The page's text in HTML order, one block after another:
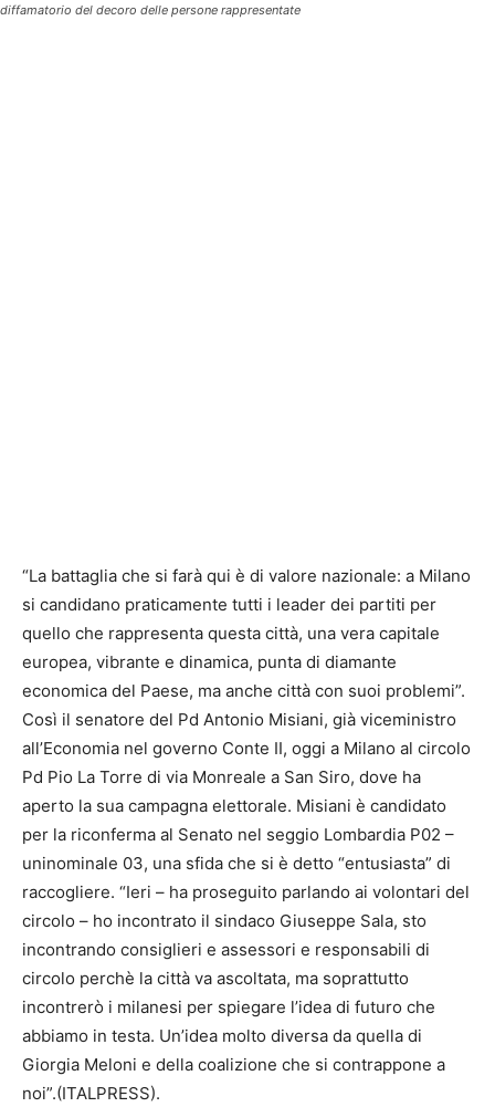
diffamatorio del decoro delle persone rappresentate
“La battaglia che si farà qui è di valore nazionale: a Milano
si candidano praticamente tutti i leader dei partiti per
quello che rappresenta questa città, una vera capitale
europea, vibrante e dinamica, punta di diamante
economica del Paese, ma anche città con suoi problemi”.
Così il senatore del Pd Antonio Misiani, già viceministro
all’Economia nel governo Conte II, oggi a Milano al circolo
Pd Pio La Torre di via Monreale a San Siro, dove ha
aperto la sua campagna elettorale. Misiani è candidato
per la riconferma al Senato nel seggio Lombardia P02 –
uninominale 03, una sfida che si è detto “entusiasta” di
raccogliere. “Ieri – ha proseguito parlando ai volontari del
circolo – ho incontrato il sindaco Giuseppe Sala, sto
incontrando consiglieri e assessori e responsabili di
circolo perchè la città va ascoltata, ma soprattutto
incontrerò i milanesi per spiegare l’idea di futuro che
abbiamo in testa. Un’idea molto diversa da quella di
Giorgia Meloni e della coalizione che si contrappone a
noi”.(ITALPRESS).